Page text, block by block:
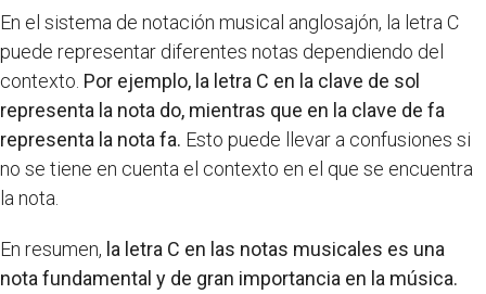
En el sistema de notación musical anglosajón, la letra C
puede representar diferentes notas dependiendo del
contexto. Por ejemplo, la letra C en la clave de sol
representa la nota do, mientras que en la clave de fa
representa la nota fa. Esto puede llevar a confusiones si
no se tiene en cuenta el contexto en el que se encuentra
la nota.
En resumen, la letra C en las notas musicales es una
nota fundamental y de gran importancia en la música.